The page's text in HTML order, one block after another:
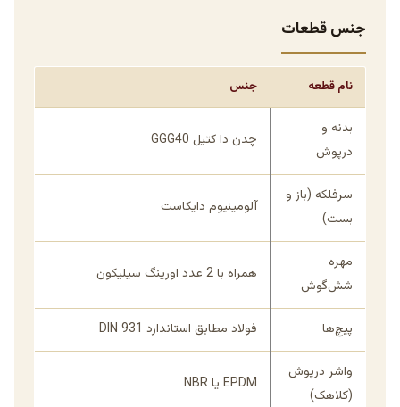
جنس قطعات
نام قطعه جنس
بدنه و
درپوش
چدن دا کتیل GGG40
سرفلکه (باز و
بست)
آلومینیوم دایکاست
مهره
شش‌گوش
همراه با 2 عدد اورینگ سیلیکون
پیچ‌ها فولاد مطابق استاندارد DIN 931
واشر درپوش
(کلاهک)
EPDM یا NBR